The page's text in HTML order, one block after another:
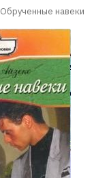
Обрученные навеки